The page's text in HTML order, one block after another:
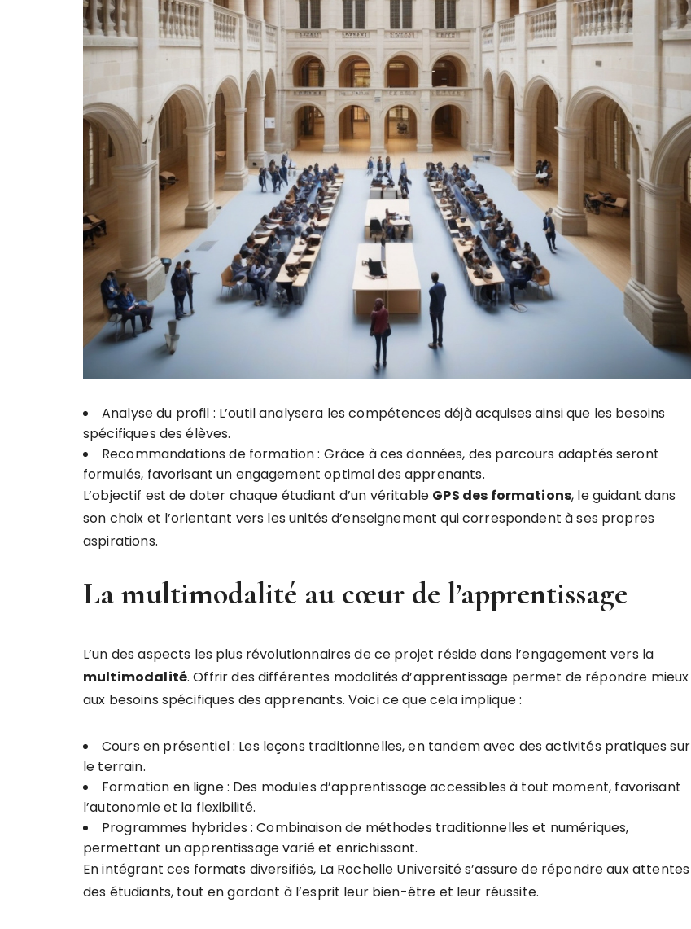
Analyse du profil : L’outil analysera les compétences déjà acquises ainsi que les besoins
spécifiques des élèves.
Recommandations de formation : Grâce à ces données, des parcours adaptés seront
formulés, favorisant un engagement optimal des apprenants.
L’objectif est de doter chaque étudiant d’un véritable GPS des formations, le guidant dans
son choix et l’orientant vers les unités d’enseignement qui correspondent à ses propres
aspirations.
La multimodalité au cœur de l’apprentissage
L’un des aspects les plus révolutionnaires de ce projet réside dans l’engagement vers la
multimodalité. Offrir des différentes modalités d’apprentissage permet de répondre mieux
aux besoins spécifiques des apprenants. Voici ce que cela implique :
Cours en présentiel : Les leçons traditionnelles, en tandem avec des activités pratiques sur
le terrain.
Formation en ligne : Des modules d’apprentissage accessibles à tout moment, favorisant
l’autonomie et la flexibilité.
Programmes hybrides : Combinaison de méthodes traditionnelles et numériques,
permettant un apprentissage varié et enrichissant.
En intégrant ces formats diversifiés, La Rochelle Université s’assure de répondre aux attentes
des étudiants, tout en gardant à l’esprit leur bien-être et leur réussite.